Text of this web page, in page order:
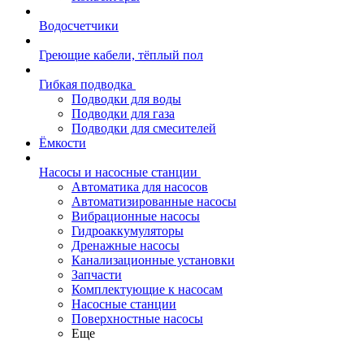
Водосчетчики
Греющие кабели, тёплый пол
Гибкая подводка
Подводки для воды
Подводки для газа
Подводки для смесителей
Ёмкости
Насосы и насосные станции
Автоматика для насосов
Автоматизированные насосы
Вибрационные насосы
Гидроаккумуляторы
Дренажные насосы
Канализационные установки
Запчасти
Комплектующие к насосам
Насосные станции
Поверхностные насосы
Еще